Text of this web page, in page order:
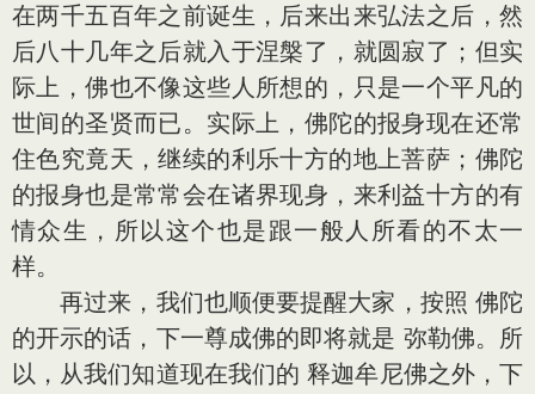
在两千五百年之前诞生，后来出来弘法之后，然
后八十几年之后就入于涅槃了，就圆寂了；但实
际上，佛也不像这些人所想的，只是一个平凡的
世间的圣贤而已。实际上，佛陀的报身现在还常
住色究竟天，继续的利乐十方的地上菩萨；佛陀
的报身也是常常会在诸界现身，来利益十方的有
情众生，所以这个也是跟一般人所看的不太一
样。
再过来，我们也顺便要提醒大家，按照 佛陀
的开示的话，下一尊成佛的即将就是 弥勒佛。所
以，从我们知道现在我们的 释迦牟尼佛之外，下